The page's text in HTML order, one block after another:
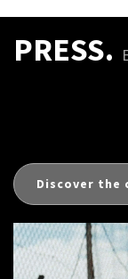
PRESS.
Discover the